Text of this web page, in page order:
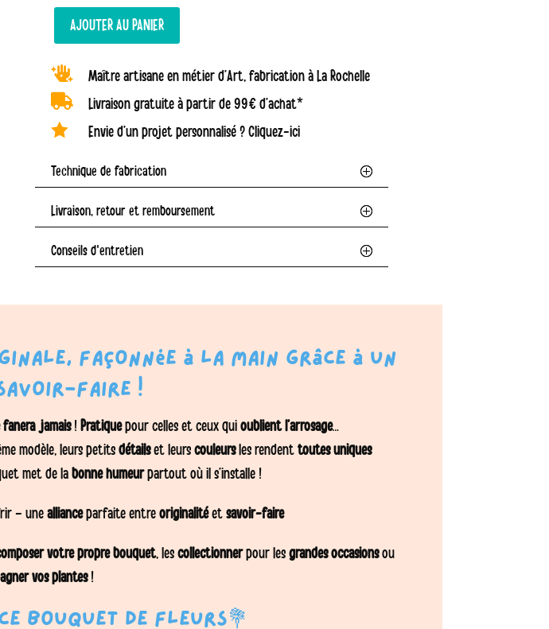
Bouquet
fleurs
verre
-
Ambre,
AJOUTER AU PANIER
 Maître artisane en métier d’Art, fabrication à La Rochelle
 Livraison gratuite à partir de 99€ d’achat*
 Envie d’un projet personnalisé ? Cliquez-ici
Technique de fabrication
Livraison, retour et remboursement
Conseils d'entretien
façonnée à la main grâce à un
faire !
fanera jamais! Pratiquepour celles et ceux qui oublient l’arrosage…
modèle, leurs petitsdétailset leurs couleursles rendent toutes uniques
met de la bonne humeurpartout où il s’installe !
– une allianceparfaite entre originalitéet savoir-faire
votre propre bouquet, les collectionnerpour lesgrandes occasionsou
vos plantes!
bouquet de fleurs💐